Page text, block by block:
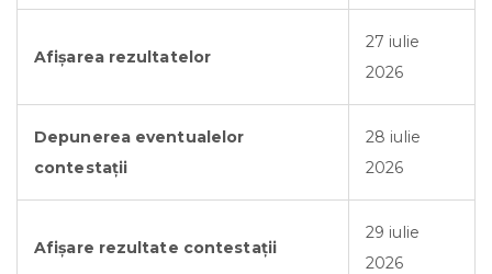
Afişarea rezultatelor
27 iulie
2026
Depunerea eventualelor
contestații
28 iulie
2026
Afișare rezultate contestații
29 iulie
2026